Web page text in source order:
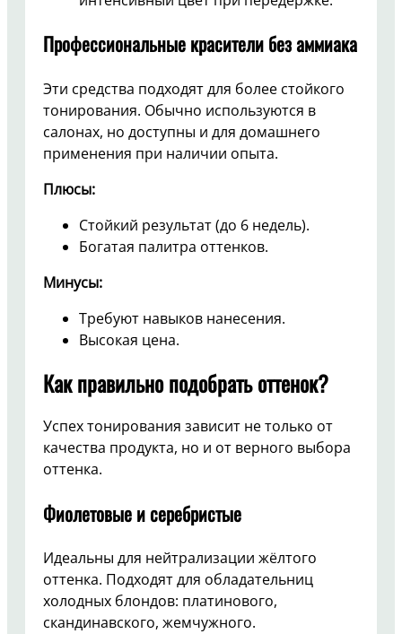
Профессиональные красители без аммиака
Эти средства подходят для более стойкого
тонирования. Обычно используются в
салонах, но доступны и для домашнего
применения при наличии опыта.
Плюсы:
Стойкий результат (до 6 недель).
Богатая палитра оттенков.
Минусы:
Требуют навыков нанесения.
Высокая цена.
Как правильно подобрать оттенок?
Успех тонирования зависит не только от
качества продукта, но и от верного выбора
оттенка.
Фиолетовые и серебристые
Идеальны для нейтрализации жёлтого
оттенка. Подходят для обладательниц
холодных блондов: платинового,
скандинавского, жемчужного.